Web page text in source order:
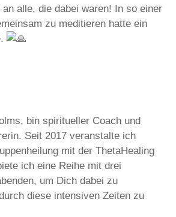
alle, die dabei waren! In so einer
zu meditieren hatte ein
bin spiritueller Coach und
Seit 2017 veranstalte ich
mit der ThetaHealing
ich eine Reihe mit drei
um Dich dabei zu
diese intensiven Zeiten zu